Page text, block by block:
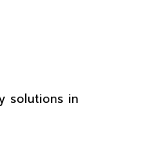
solutions in